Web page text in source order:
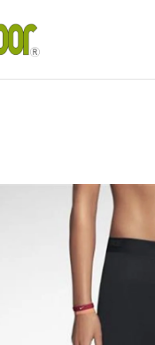
Günlük Şort Nike